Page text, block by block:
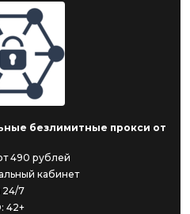
безлимитные прокси от
490 рублей
кабинет
7
42+